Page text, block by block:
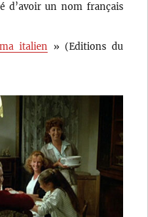
d’avoir un nom français
italien » (Editions du